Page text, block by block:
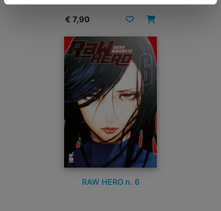
€ 7,90
RAW HERO n. 6